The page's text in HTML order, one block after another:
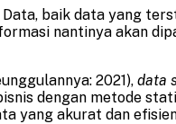
baik data yang
nantinya akan
2021), data
dengan metode
yang akurat dan